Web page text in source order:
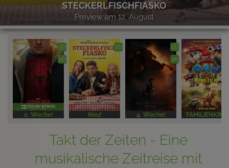
STECKERLFISCHFIASKO
Preview am 12. August
3D
2D
2. Woche!
2D
Neu!
2D
4K
4. Woche! FAMILIENKINO
Takt der Zeiten - Eine
musikalische Zeitreise mit